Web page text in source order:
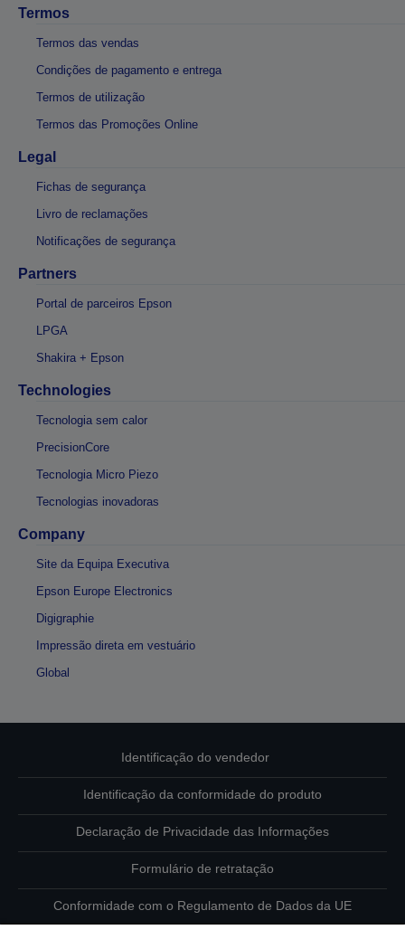
Termos
Termos das vendas
Condições de pagamento e entrega
Termos de utilização
Termos das Promoções Online
Legal
Fichas de segurança
Livro de reclamações
Notificações de segurança
Partners
Portal de parceiros Epson
LPGA
Shakira + Epson
Technologies
Tecnologia sem calor
PrecisionCore
Tecnologia Micro Piezo
Tecnologias inovadoras
Company
Site da Equipa Executiva
Epson Europe Electronics
Digigraphie
Impressão direta em vestuário
Global
Identificação do vendedor
Identificação da conformidade do produto
Declaração de Privacidade das Informações
Formulário de retratação
Conformidade com o Regulamento de Dados da UE